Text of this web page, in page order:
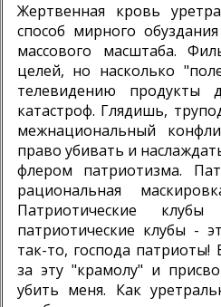
Жертвенная кровь
способ мирного
массового масштаба.
целей, но насколько
телевидению продукты
катастроф. Глядишь,
межнациональный
право убивать и
флером патриотизма.
рациональная
Патриотические
патриотические клубы -
так-то, господа
за эту "крамолу" и
убить меня. Как